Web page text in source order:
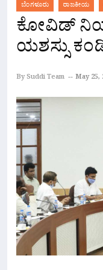
ಬೆಂಗಳೂರು ರಾಜಕೀಯ
ಕೋವಿಡ್
ಯಶಸ್ಸು
By Suddi Team May 25,